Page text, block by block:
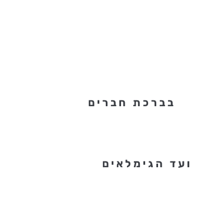
ב ב ר כ ת ח ב
ו ע ד ה ג י מ ל א י ם